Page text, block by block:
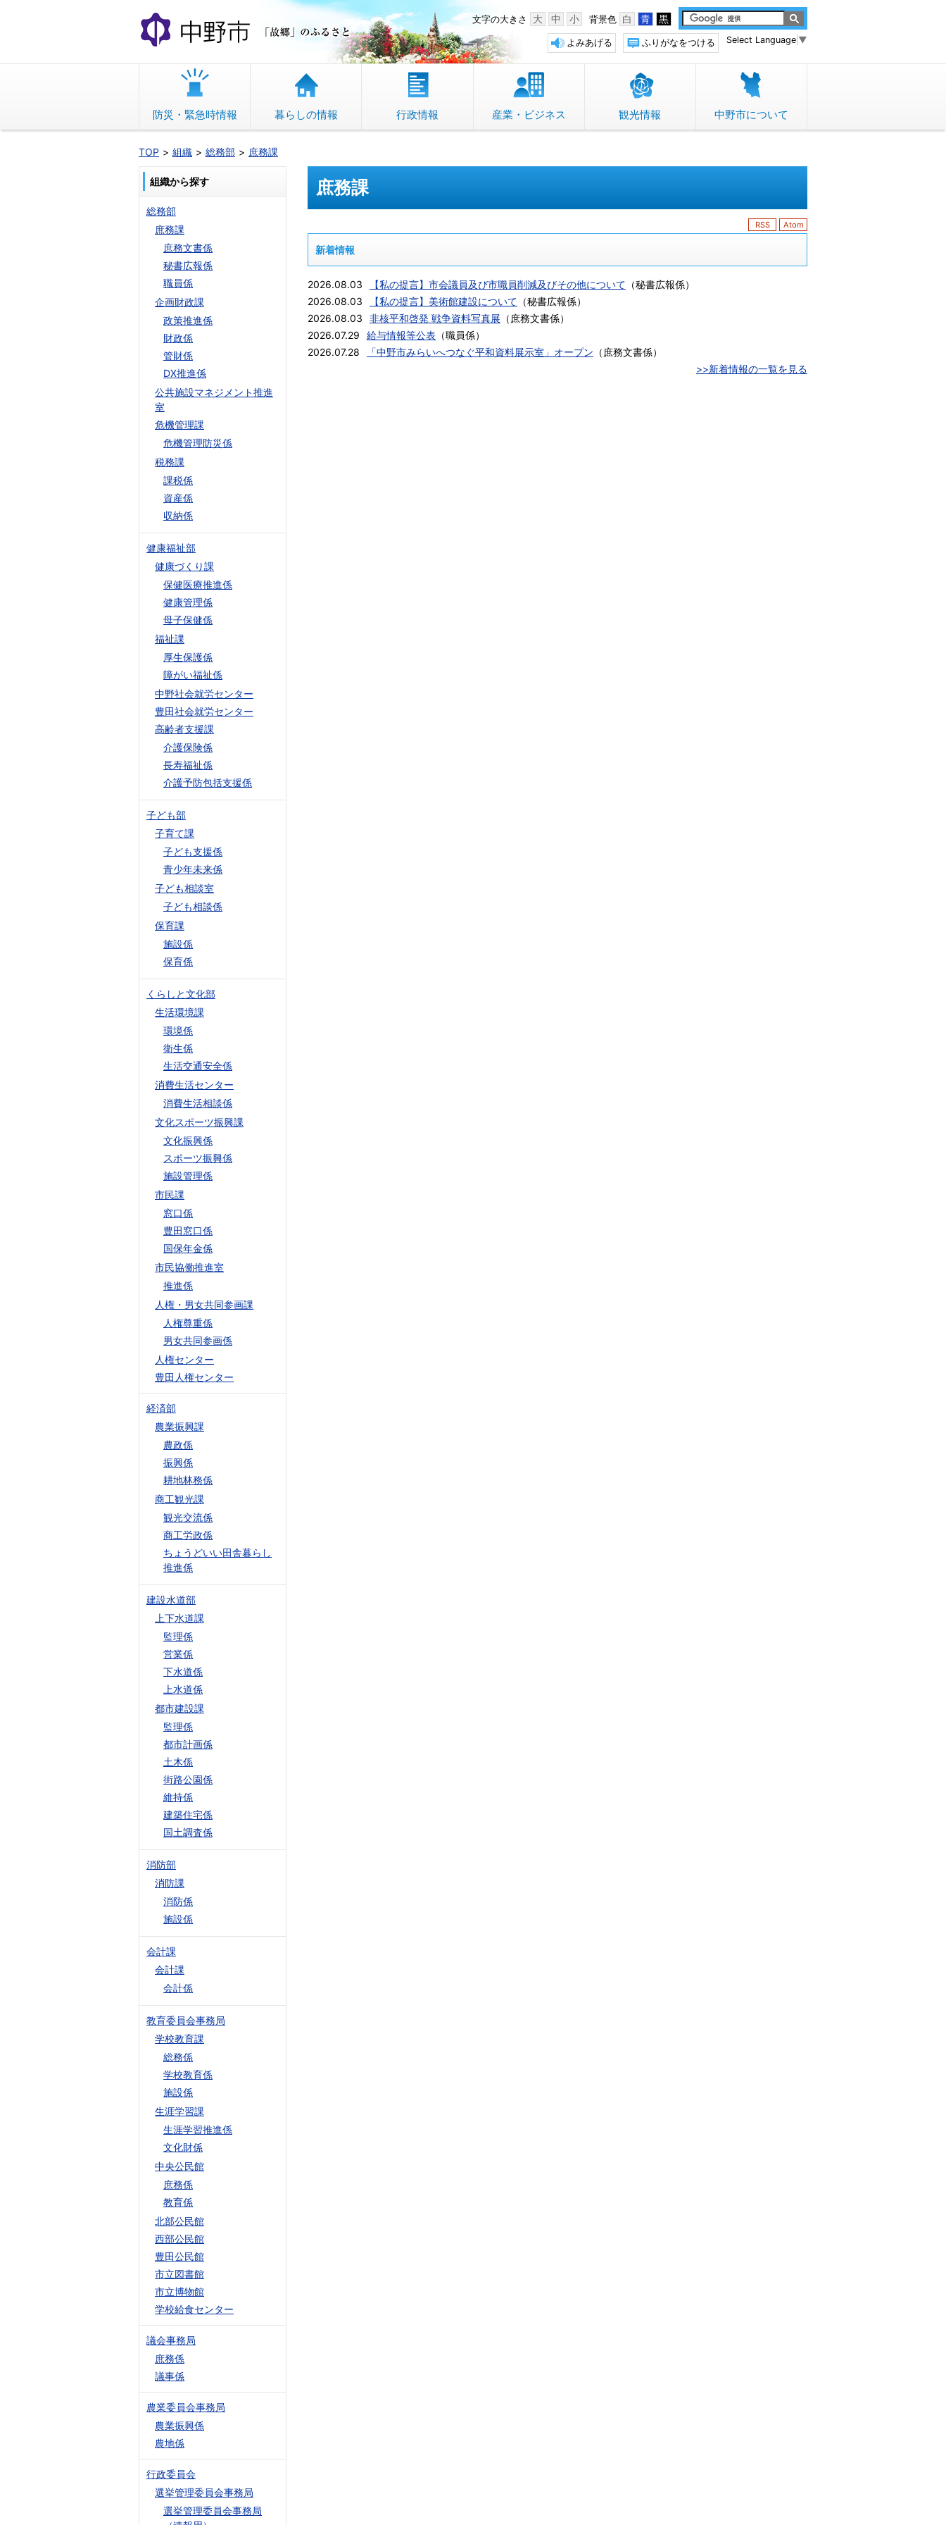
文
へ
動
中野市 「故郷」のふるさと 背景色 白 青 黒
文字の大きさ 大 中 小
Select Language ▼
ふりがなをつける
よみあげる
防災・緊急時情報 暮らしの情報 行政情報 産業・ビジネス 観光情報 中野市について
TOP 組織 総務部 庶務課
庶務課
RSS Atom
新着情報
2026.08.03 【私の提言】市会議員及び市職員削減及びその他について （秘書広報係）
2026.08.03
【私の提言】美術館建設について （秘書広報係）
2026.08.03
非核平和啓発 戦争資料写真展 （ 庶務文書係）
2026.07.29
給与情報等公表 （職員係）
2026.07.28
「中野市みらいへつなぐ平和資料展示室」オープン （ 庶務文書係）
>>新着情報の一覧を見る
組織から探す
総務部
庶務課
庶務文書係
秘書広報係
職員係
企画財政課
政策推進係
財政係
管財係
DX推進係
公共施設マネジメント推進
室
危機管理課
危機管理防災係
税務課
課税係
資産係
収納係
健康福祉部
健康づくり課
保健医療推進係
健康管理係
母子保健係
福祉課
厚生保護係
障がい福祉係
中野社会就労センター
豊田社会就労センター
高齢者支援課
介護保険係
長寿福祉係
介護予防包括支援係
子ども部
子育て課
子ども支援係
青少年未来係
子ども相談室
子ども相談係
保育課
施設係
保育係
くらしと文化部
生活環境課
環境係
衛生係
生活交通安全係
消費生活センター
消費生活相談係
文化スポーツ振興課
文化振興係
スポーツ振興係
施設管理係
市民課
窓口係
豊田窓口係
国保年金係
市民協働推進室
推進係
人権・男女共同参画課
人権尊重係
男女共同参画係
人権センター
豊田人権センター
経済部
農業振興課
農政係
振興係
耕地林務係
商工観光課
観光交流係
商工労政係
ちょうどいい田舎暮らし
推進係
建設水道部
上下水道課
監理係
営業係
下水道係
上水道係
都市建設課
監理係
都市計画係
土木係
街路公園係
維持係
建築住宅係
国土調査係
消防部
消防課
消防係
施設係
会計課
会計課
会計係
教育委員会事務局
学校教育課
総務係
学校教育係
施設係
生涯学習課
生涯学習推進係
文化財係
中央公民館
庶務係
教育係
北部公民館
西部公民館
豊田公民館
市立図書館
市立博物館
学校給食センター
議会事務局
庶務係
議事係
農業委員会事務局
農業振興係
農地係
行政委員会
選挙管理委員会事務局
選挙管理委員会事務局